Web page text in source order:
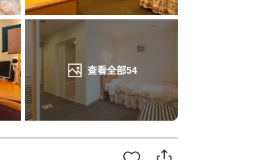
查看全部54